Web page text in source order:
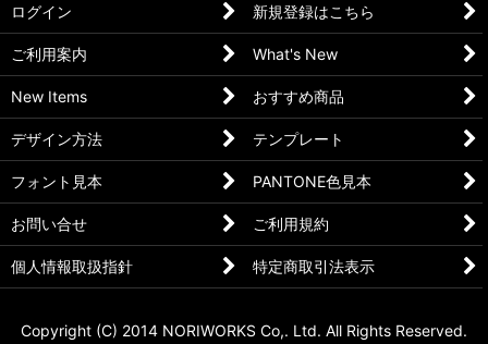
ログイン 新規登録はこちら
ご利用案内 What's New
New Items おすすめ商品
デザイン方法 テンプレート
フォント見本 PANTONE色見本
お問い合せ ご利用規約
個人情報取扱指針 特定商取引法表示
Copyright (C) 2014 NORIWORKS Co,. Ltd. All Rights Reserved.